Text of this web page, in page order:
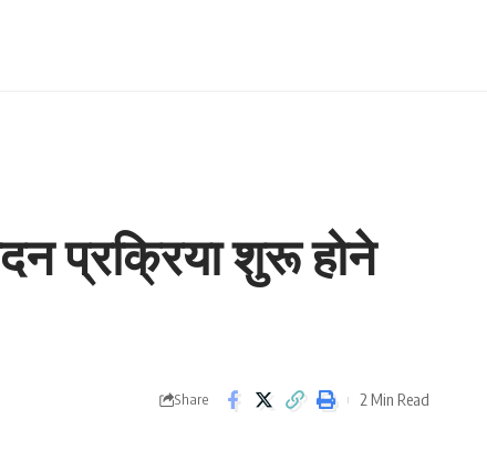
प्रक्रिया शुरू होने
Share 2 Min Read